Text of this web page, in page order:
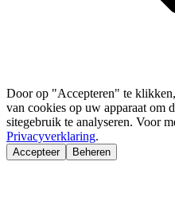
Door op "Accepteren" te
van cookies op uw apparaat om
sitegebruik te analyseren. Voor
Privacyverklaring.
Accepteer Beheren